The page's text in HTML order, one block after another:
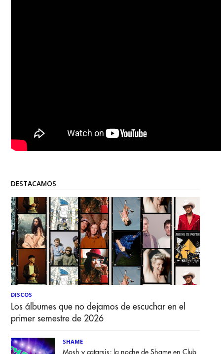
DESTACAMOS
DISCOS
Los álbumes que no dejamos de escuchar en el
primer semestre de 2026
SHAME
Mosh y catarsis; la noche de Shame en Club